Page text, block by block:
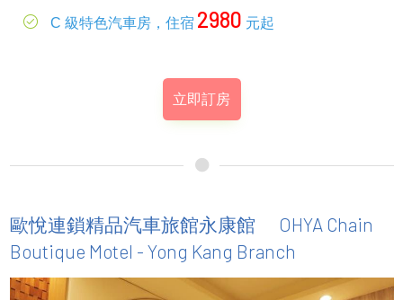
C 級特色汽車房，住宿 2980 元起
立即訂房
歐悅連鎖精品汽車旅館永康館
OHYA Chain
Boutique Motel - Yong Kang Branch